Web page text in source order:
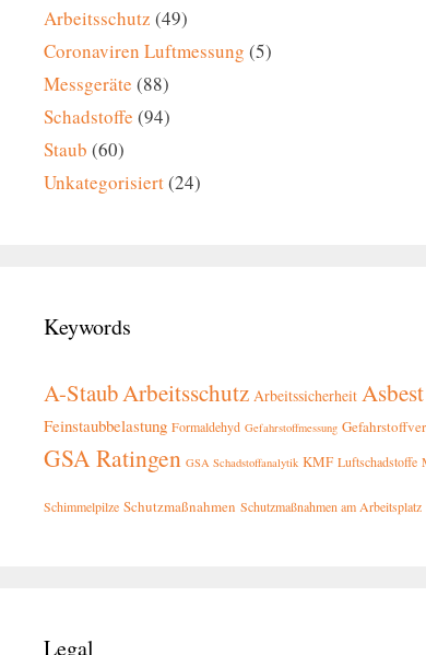
Arbeitsschutz (49)
Coronaviren Luftmessung (5)
Messgeräte (88)
Schadstoffe (94)
Staub (60)
Unkategorisiert(24)
Keywords
A-StaubArbeitsschutz Arbeitssicherheit Asbest
Feinstaubbelastung Formaldehyd Gefahrstoffmessung
GSA Ratingen GSA Schadstoffanalytik KMF Luftschadstoffe
Schimmelpilze Schutzmaßnahmen Schutzmaßnahmen am Arbeitsplatz
Legal